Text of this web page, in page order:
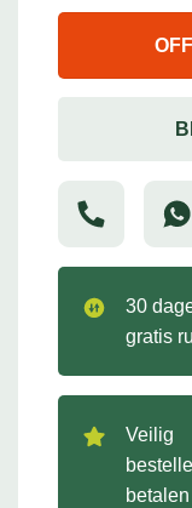
30
gratis
Veilig
betalen